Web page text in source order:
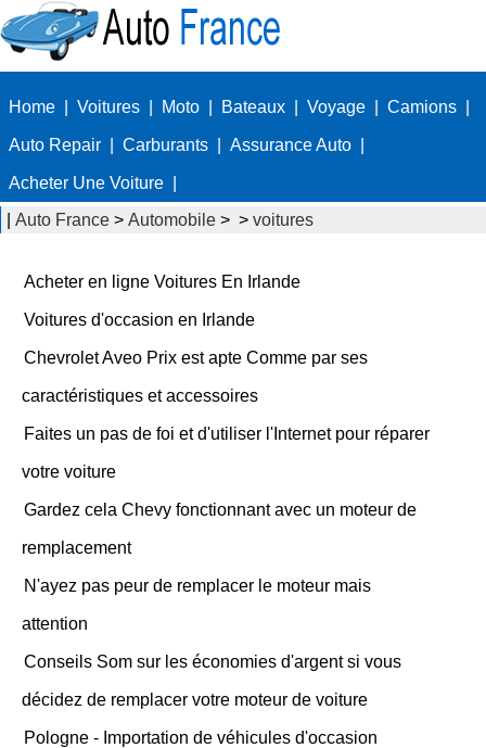
Home Voitures Moto Bateaux Voyage Camions
Auto Repair Carburants Assurance Auto
Acheter Une Voiture
Auto France > Automobile > > voitures
Acheter en ligne Voitures En Irlande
Voitures d'occasion en Irlande
Chevrolet Aveo Prix est apte Comme par ses
caractéristiques et accessoires
Faites un pas de foi et d'utiliser l'Internet pour réparer
votre voiture
Gardez cela Chevy fonctionnant avec un moteur de
remplacement
N'ayez pas peur de remplacer le moteur mais
attention
Conseils Som sur les économies d'argent si vous
décidez de remplacer votre moteur de voiture
Pologne - Importation de véhicules d'occasion